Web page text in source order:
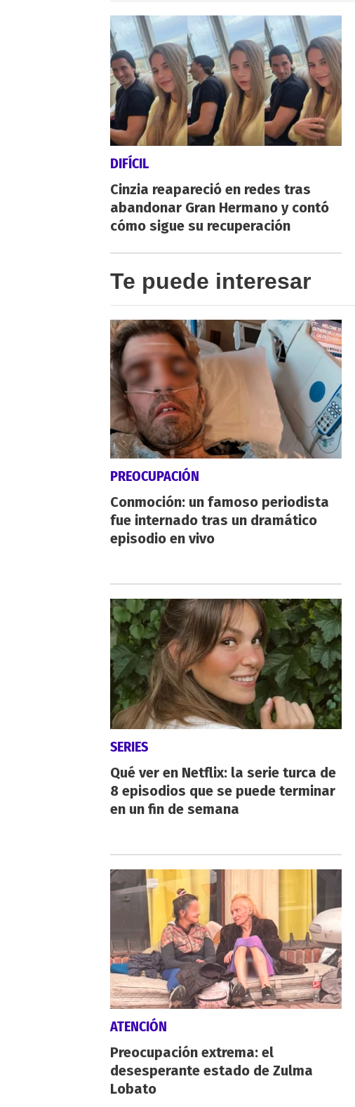
DIFÍCIL
Cinzia reapareció en redes tras
abandonar Gran Hermano y contó
cómo sigue su recuperación
Te puede interesar
PREOCUPACIÓN
Conmoción: un famoso periodista
fue internado tras un dramático
episodio en vivo
SERIES
Qué ver en Netflix: la serie turca de
8 episodios que se puede terminar
en un fin de semana
ATENCIÓN
Preocupación extrema: el
desesperante estado de Zulma
Lobato